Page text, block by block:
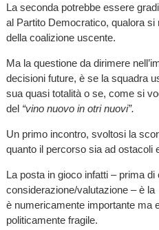
La seconda potrebbe essere
al Partito Democratico, qualora
della coalizione uscente.
Ma la questione da dirimere
decisioni future, è se la squadra
sua quasi totalità o se, come si
del “vino nuovo in otri nuovi”.
Un primo incontro, svoltosi la
quanto il percorso sia ad ostacoli
La posta in gioco infatti – prima di
considerazione/valutazione – è
è numericamente importante ma
politicamente fragile.